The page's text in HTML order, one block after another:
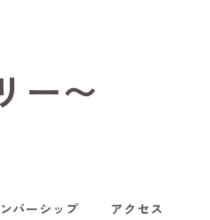
ー〜
バーシップ アクセス